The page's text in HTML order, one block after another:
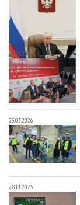
23.03.2026
23.03.2026
28.11.2025